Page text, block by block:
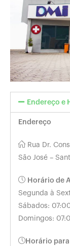
Endereço e
Endereço
Rua Dr.
São José –
Horário de
Segunda à
Sábados:
Domingos:
Horário